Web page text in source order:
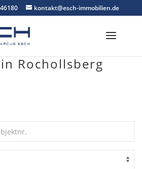
kontakt@esch-immobilien.de
Rochollsberg